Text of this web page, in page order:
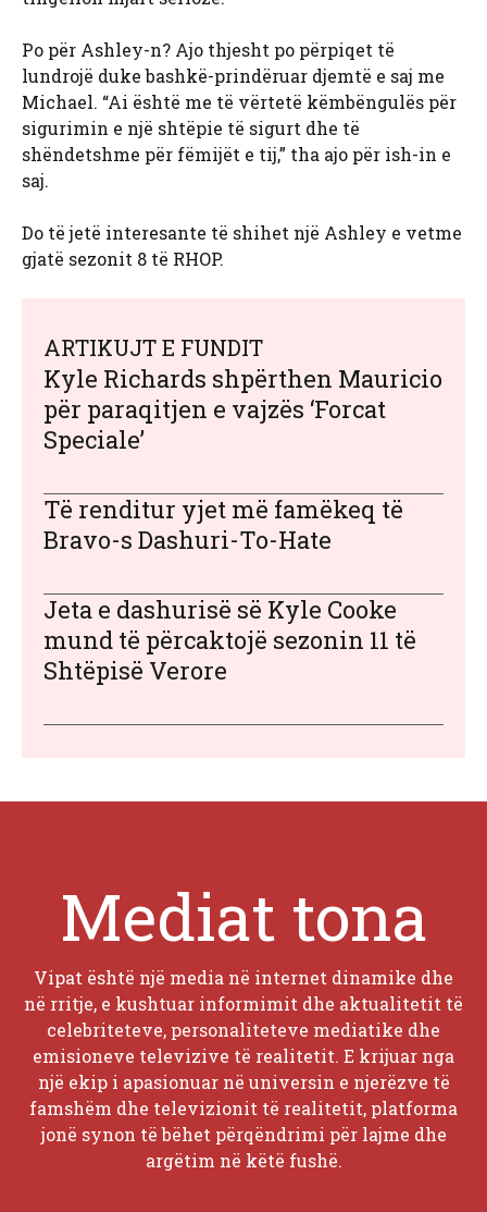
Po për Ashley-n? Ajo thjesht po përpiqet të
lundrojë duke bashkë-prindëruar djemtë e saj me
Michael. “Ai është me të vërtetë këmbëngulës për
sigurimin e një shtëpie të sigurt dhe të
shëndetshme për fëmijët e tij,” tha ajo për ish-in e
saj.
Do të jetë interesante të shihet një Ashley e vetme
gjatë sezonit 8 të RHOP.
ARTIKUJT E FUNDIT
Kyle Richards shpërthen Mauricio
për paraqitjen e vajzës ‘Forcat
Speciale’
Të renditur yjet më famëkeq të
Bravo-s Dashuri-To-Hate
Jeta e dashurisë së Kyle Cooke
mund të përcaktojë sezonin 11 të
Shtëpisë Verore
Mediat tona
Vipat është një media në internet dinamike dhe
në rritje, e kushtuar informimit dhe aktualitetit të
celebriteteve, personaliteteve mediatike dhe
emisioneve televizive të realitetit. E krijuar nga
një ekip i apasionuar në universin e njerëzve të
famshëm dhe televizionit të realitetit, platforma
jonë synon të bëhet përqëndrimi për lajme dhe
argëtim në këtë fushë.